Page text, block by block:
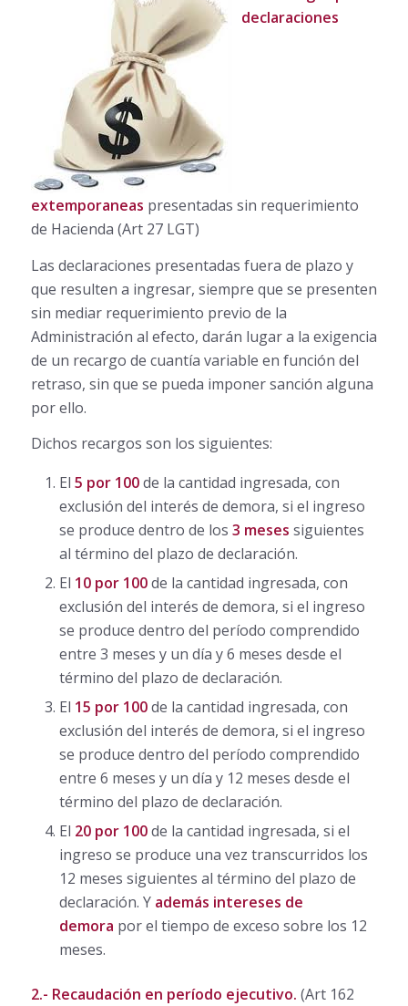
declaraciones
extemporaneas presentadas sin requerimiento
de Hacienda (Art 27 LGT)
Las declaraciones presentadas fuera de plazo y
que resulten a ingresar, siempre que se presenten
sin mediar requerimiento previo de la
Administración al efecto, darán lugar a la exigencia
de un recargo de cuantía variable en función del
retraso, sin que se pueda imponer sanción alguna
por ello.
Dichos recargos son los siguientes:
El 5 por 100de la cantidad ingresada, con
exclusión del interés de demora, si el ingreso
se produce dentro de los 3 meses siguientes
al término del plazo de declaración.
El 10 por 100de la cantidad ingresada, con
exclusión del interés de demora, si el ingreso
se produce dentro del período comprendido
entre 3 meses y un día y 6 meses desde el
término del plazo de declaración.
El 15 por 100de la cantidad ingresada, con
exclusión del interés de demora, si el ingreso
se produce dentro del período comprendido
entre 6 meses y un día y 12 meses desde el
término del plazo de declaración.
El 20 por 100de la cantidad ingresada, si el
ingreso se produce una vez transcurridos los
12 meses siguientes al término del plazo de
declaración. Y además intereses de
demora por el tiempo de exceso sobre los 12
meses.
2.- Recaudación en período ejecutivo. (Art 162